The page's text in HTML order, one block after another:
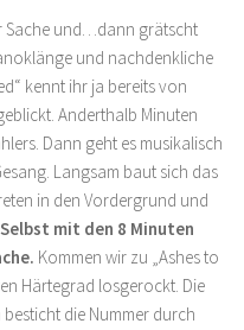
Sache und…dann grätscht
und nachdenkliche
kennt ihr ja bereits von
Anderthalb Minuten
Dann geht es musikalisch
Langsam baut sich das
in den Vordergrund und
Selbst mit den 8 Minuten
Kommen wir zu „Ashes to
Härtegrad losgerockt. Die
die Nummer durch